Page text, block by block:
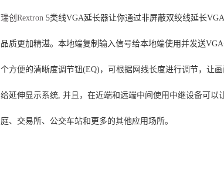
瑞创Rextron 5类线VGA延长器让你通过非屏蔽双绞线延长
品质更加精湛。本地端复制输入信号给本地端使用并发送
个方便的清晰度调节钮(EQ)，可根据网线长度进行调节，让
给延伸显示系统, 并且，在近端和远端中间使用中继设备可
庭、交易所、公交车站和更多的其他应用场所。